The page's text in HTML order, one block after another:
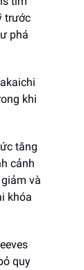
trước
phá
khi
tăng
cảnh
và
khóa
quy